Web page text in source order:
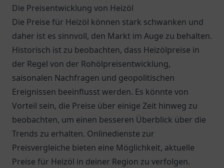
Die Preisentwicklung von Heizöl
Die Preise für Heizöl können stark schwanken und
daher ist es sinnvoll, den Markt im Auge zu behalten.
Historisch ist zu beobachten, dass Heizölpreise in
der Regel von der Rohölpreisentwicklung,
saisonalen Nachfragen und geopolitischen
Ereignissen beeinflusst werden. Es könnte von
Vorteil sein, die Preise über einige Zeit hinweg zu
beobachten, um einen besseren Überblick über die
Trends zu erhalten. Onlinedienste zur
Preisvergleiche bieten eine Möglichkeit, aktuelle
Preise für Heizöl in deiner Region zu verfolgen.